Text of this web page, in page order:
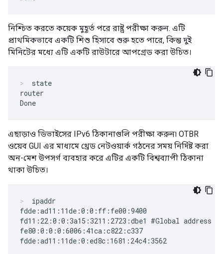
নিশ্চিত করতে কয়েক মুহূর্ত পরে রাষ্ট্র পরীক্ষা করুন. এটি
প্রাথমিকভাবে একটি শিশু হিসাবে শুরু হতে পারে, কিন্তু দুই
মিনিটের মধ্যে এটি একটি রাউটারে আপগ্রেড করা উচিত।
state
router
এছাড়াও ডিভাইসের IPv6 ঠিকানাগুলি পরীক্ষা করুন৷ OTBR
ওয়েব GUI এর মাধ্যমে থ্রেড নেটওয়ার্ক গঠনের সময় নির্দিষ্ট করা
অন-মেশ উপসর্গ ব্যবহার করে এটির একটি বিশ্বব্যাপী ঠিকানা
থাকা উচিত।
ipaddr
fdde:ad11:11de:0:0:ff:fe00:9400
fd11:22:0:0:3a15:3211:2723:dbe1 #Global address
fe80:0:0:0:6006:41ca:c822:c337